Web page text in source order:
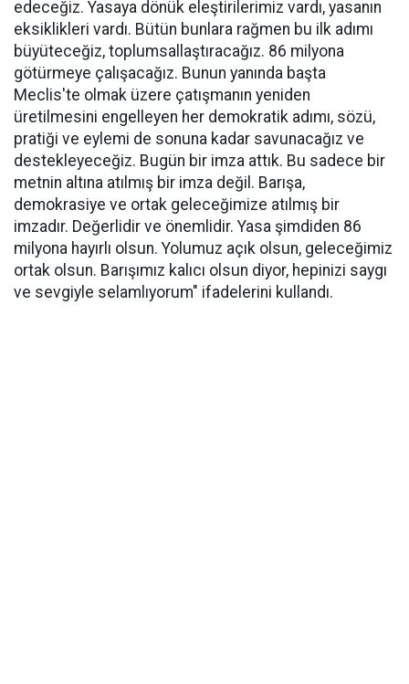
edeceğiz. Yasaya dönük eleştirilerimiz vardı, yasanın
eksiklikleri vardı. Bütün bunlara rağmen bu ilk adımı
büyüteceğiz, toplumsallaştıracağız. 86 milyona
götürmeye çalışacağız. Bunun yanında başta
Meclis'te olmak üzere çatışmanın yeniden
üretilmesini engelleyen her demokratik adımı, sözü,
pratiği ve eylemi de sonuna kadar savunacağız ve
destekleyeceğiz. Bugün bir imza attık. Bu sadece bir
metnin altına atılmış bir imza değil. Barışa,
demokrasiye ve ortak geleceğimize atılmış bir
imzadır. Değerlidir ve önemlidir. Yasa şimdiden 86
milyona hayırlı olsun. Yolumuz açık olsun, geleceğimiz
ortak olsun. Barışımız kalıcı olsun diyor, hepinizi saygı
ve sevgiyle selamlıyorum" ifadelerini kullandı.